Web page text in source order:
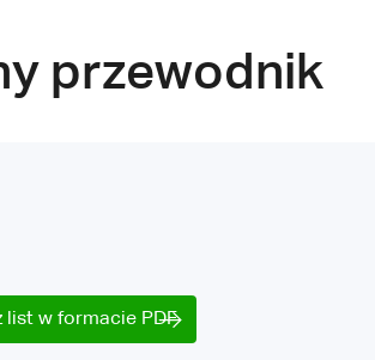
przewodnik
list w formacie PDF